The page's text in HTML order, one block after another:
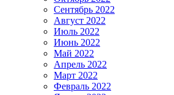
Сентябрь 2022
Август 2022
Июль 2022
Июнь 2022
Май 2022
Апрель 2022
Март 2022
Февраль 2022